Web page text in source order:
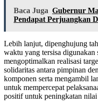
Baca Juga Gubernur
Pendapat Perjuangkan
Lebih lanjut, dipenghujung
waktu yang tersisa digunakan
mengoptimalkan realisasi
solidaritas antara pimpinan
komponen serta mengambil
untuk mempercepat
positif untuk peningkatan